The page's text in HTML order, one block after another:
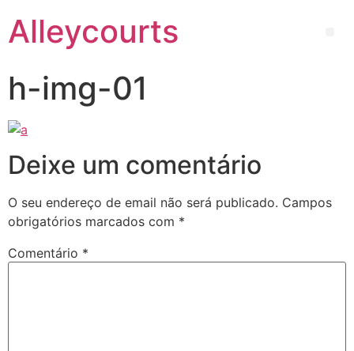
Alleycourts
h-img-01
Deixe um comentário
O seu endereço de email não será publicado. Campos
obrigatórios marcados com *
Comentário *